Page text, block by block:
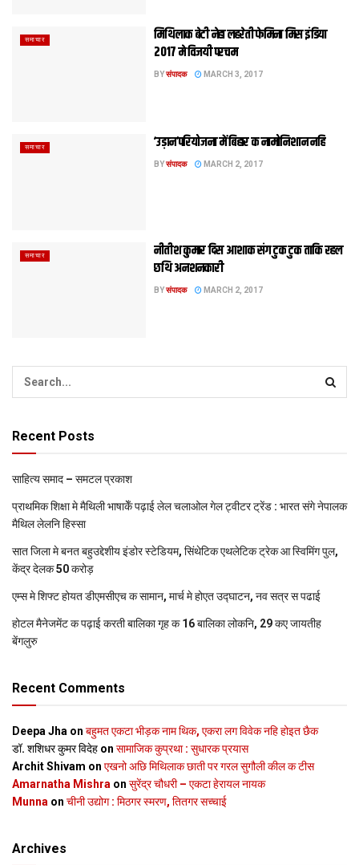
समाचार
मिथिलाक बेटी नेहा लहरेती फेमिना मिस इंडिया
2017 मे विजयी परचम
BYसंपादक MARCH 3, 2017
समाचार ‘उड़ान’परियोजना में बिहार क नामोनिशान नहि
BYसंपादक MARCH 2, 2017
समाचार
नीतीश कुमार दिस आशाक संग टुक टुक ताकि रहल
छथि अनशनकारी
BYसंपादक MARCH 2, 2017
Recent Posts
साहित्य समाद – समटल प्रकाश
प्राथमिक शि‍क्षा मे मैथि‍ली भाषाकेँ पढ़ाई लेल चलाओल गेल ट्वीटर ट्रेंड : भारत संगे नेपालक
मैथिल लेलनि हिस्सा
सात जिला मे बनत बहुउद्देशीय इंडोर स्‍टेडि‍यम, सिंथेटिक एथलेटिक ट्रेक आ स्विमिंग पुल,
केंद्र देलक 50 करोड़
एम्स मे शिफ्ट होयत डीएमसीएच क सामान, मार्च मे होएत उद्घाटन, नव सत्र स पढाई
होटल मैनेजमेंट क पढ़ाई करती बालिका गृह क 16 बालिका लोकनि, 29 कए जायतीह
बेंगलुरु
Recent Comments
Deepa Jha on बहुमत एकटा भीड़क नाम थिक, एकरा लग विवेक नहि होइत छैक
डॉ. शशिधर कुमर विदेह on सामाजिक कुप्रथा : सुधारक प्रयास
Archit Shivam on एखनो अछि मिथिलाक छाती पर गरल सुगौली कील क टीस
Amarnatha Mishra on सुरेंद्र चौधरी – एकटा हेरायल नायक
Munna on चीनी उद्योग : मिठगर स्‍मरण, तितगर सच्‍चाई
Archives